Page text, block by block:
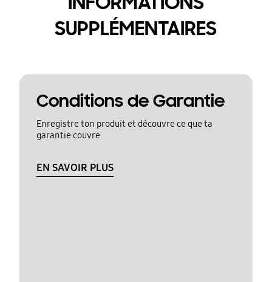
SUPPLÉMENTAIRES
Conditions de Garantie
Enregistre ton produit et découvre ce que ta
garantie couvre
EN SAVOIR PLUS